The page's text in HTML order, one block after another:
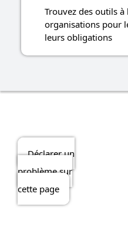
Trouvez des outils à
organisations pour
leurs obligations
Déclarer un
problème sur
cette page